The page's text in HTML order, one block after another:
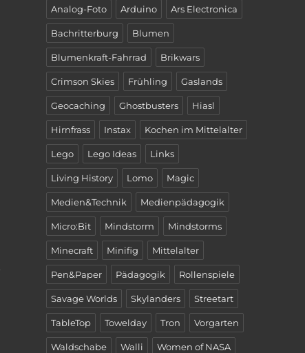
Analog-Foto Arduino Ars Electronica
Bachritterburg Blumen
Blumenkraft-Fahrrad Brikwars
Crimson Skies Frühling Gaslands
Geocaching Ghostbusters Hiasl
Hirnfrass Instax Kochen im Mittelalter
Lego Lego Ideas Links
Living History Lomo Magic
Medien&Technik Medienpädagogik
Micro:Bit Mindstorm Mindstorms
Minecraft Minifig Mittelalter
Pen&Paper Pädagogik Rollenspiele
Savage Worlds Skylanders Streetart
TableTop Towelday Tron Vorgarten
Waldschabe Walli Women of NASA